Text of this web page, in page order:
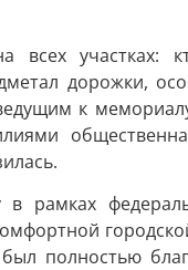
всех участках:
дорожки,
к
рамках
полностью